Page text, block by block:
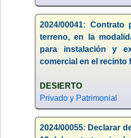
2024/00041:
terreno, en la
para instalación y
comercial en el recinto
DESIERTO
Privado y Patrimonial
2024/00055: Declarar